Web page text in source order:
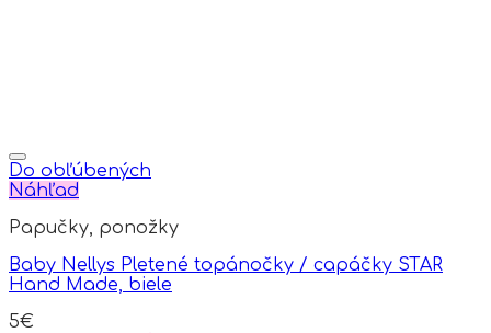
Do obľúbených
Náhľad
Papučky, ponožky
Baby Nellys Pletené topánočky / capáčky STAR
Hand Made, biele
5€